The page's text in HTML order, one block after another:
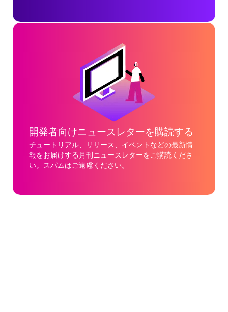
開発者向けニュースレターを購読する
チュートリアル、リリース、イベントなどの最新情
報をお届けする月刊ニュースレターをご購読くださ
い。スパムはご遠慮ください。